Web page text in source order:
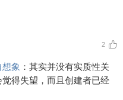
2
象 ： 其实并没有实质性关
得失望，而且创建者已经